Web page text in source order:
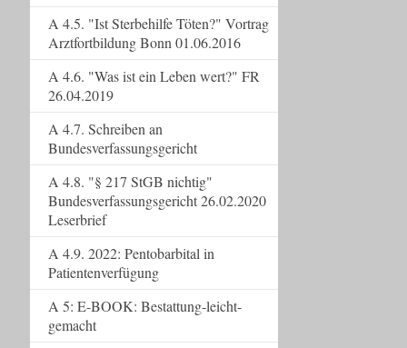
A 4.5. "Ist Sterbehilfe Töten?" Vortrag
Arztfortbildung Bonn 01.06.2016
A 4.6. "Was ist ein Leben wert?" FR
26.04.2019
A 4.7. Schreiben an
Bundesverfassungsgericht
A 4.8. "§ 217 StGB nichtig"
Bundesverfassungsgericht 26.02.2020
Leserbrief
A 4.9. 2022: Pentobarbital in
Patientenverfügung
A 5: E-BOOK: Bestattung-leicht-
gemacht